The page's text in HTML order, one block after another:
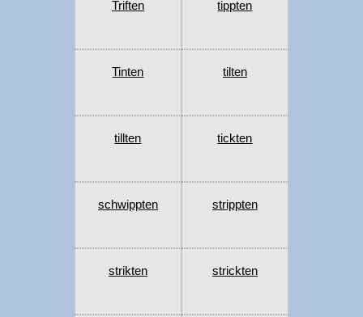
Triften tippten
Tinten tilten
tillten tickten
schwippten strippten
strikten strickten